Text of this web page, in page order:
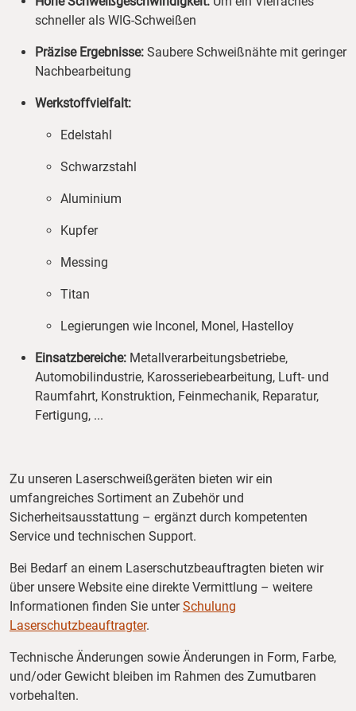
schneller als WIG-Schweißen
Präzise Ergebnisse: Saubere Schweißnähte mit geringer
Nachbearbeitung
Werkstoffvielfalt:
Edelstahl
Schwarzstahl
Aluminium
Kupfer
Messing
Titan
Legierungen wie Inconel, Monel, Hastelloy
Einsatzbereiche: Metallverarbeitungsbetriebe,
Automobilindustrie, Karosseriebearbeitung, Luft- und
Raumfahrt, Konstruktion, Feinmechanik, Reparatur,
Fertigung, ...
Zu unseren Laserschweißgeräten bieten wir ein
umfangreiches Sortiment an Zubehör und
Sicherheitsausstattung – ergänzt durch kompetenten
Service und technischen Support.
Bei Bedarf an einem Laserschutzbeauftragten bieten wir
über unsere Website eine direkte Vermittlung – weitere
Informationen finden Sie unterSchulung
Laserschutzbeauftragter.
Technische Änderungen sowie Änderungen in Form, Farbe,
und/oder Gewicht bleiben im Rahmen des Zumutbaren
vorbehalten.